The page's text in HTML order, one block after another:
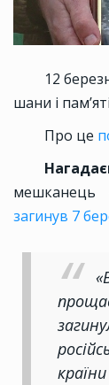
12
шани і
Про це
мешканець
загинув 7